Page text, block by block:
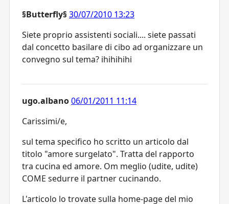
§Butterfly§ 30/07/2010 13:23
Siete proprio assistenti sociali.... siete passati
dal concetto basilare di cibo ad organizzare un
convegno sul tema? ihihihihi
ugo.albano06/01/2011 11:14
Carissimi/e,
sul tema specifico ho scritto un articolo dal
titolo "amore surgelato". Tratta del rapporto
tra cucina ed amore. Om meglio (udite, udite)
COME sedurre il partner cucinando.
L'articolo lo trovate sulla home-page del mio